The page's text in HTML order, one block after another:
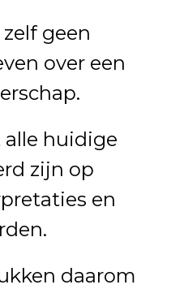
geen
over een
huidige
zijn op
en
daarom